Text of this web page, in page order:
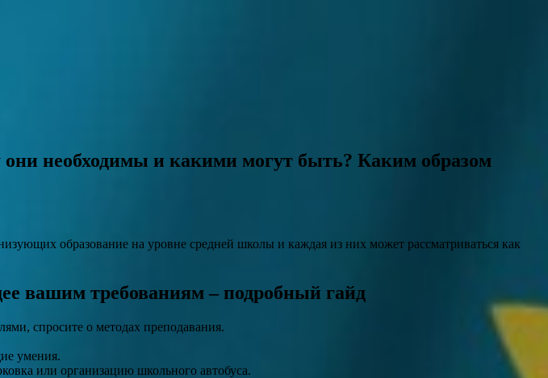
необходимы и какими могут быть? Каким образом
образование на уровне средней школы и каждая из них может рассматриваться как
вашим требованиям – подробный гайд
спросите о методах преподавания.
умения.
или организацию школьного автобуса.